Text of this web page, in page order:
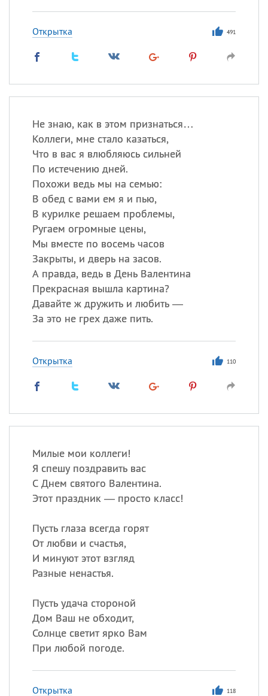
Открытка 491
Не знаю, как в этом признаться…
Коллеги, мне стало казаться,
Что в вас я влюбляюсь сильней
По истечению дней.
Похожи ведь мы на семью:
В обед с вами ем я и пью,
В курилке решаем проблемы,
Ругаем огромные цены,
Мы вместе по восемь часов
Закрыты, и дверь на засов.
А правда, ведь в День Валентина
Прекрасная вышла картина?
Давайте ж дружить и любить —
За это не грех даже пить.
Открытка 110
Милые мои коллеги!
Я спешу поздравить вас
С Днем святого Валентина.
Этот праздник — просто класс!
Пусть глаза всегда горят
От любви и счастья,
И минуют этот взгляд
Разные ненастья.
Пусть удача стороной
Дом Ваш не обходит,
Солнце светит ярко Вам
При любой погоде.
Открытка 118